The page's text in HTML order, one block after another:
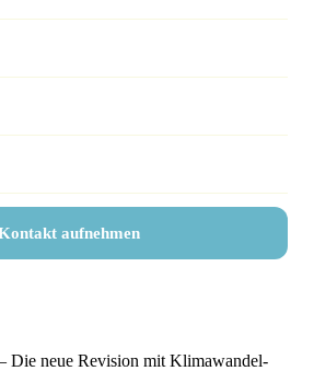
aufnehmen
Die neue Revision mit Klimawandel-